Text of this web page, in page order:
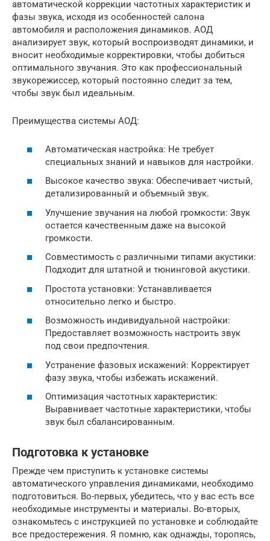
автоматической коррекции частотных характеристик и
фазы звука, исходя из особенностей салона
автомобиля и расположения динамиков. АОД
анализирует звук, который воспроизводят динамики, и
вносит необходимые корректировки, чтобы добиться
оптимального звучания. Это как профессиональный
звукорежиссер, который постоянно следит за тем,
чтобы звук был идеальным.
Преимущества системы АОД:
Автоматическая настройка: Не требует
специальных знаний и навыков для настройки.
Высокое качество звука: Обеспечивает чистый,
детализированный и объемный звук.
Улучшение звучания на любой громкости: Звук
остается качественным даже на высокой
громкости.
Совместимость с различными типами акустики:
Подходит для штатной и тюнинговой акустики.
Простота установки: Устанавливается
относительно легко и быстро.
Возможность индивидуальной настройки:
Предоставляет возможность настроить звук
под свои предпочтения.
Устранение фазовых искажений: Корректирует
фазу звука, чтобы избежать искажений.
Оптимизация частотных характеристик:
Выравнивает частотные характеристики, чтобы
звук был сбалансированным.
Подготовка к установке
Прежде чем приступить к установке системы
автоматического управления динамиками, необходимо
подготовиться. Во-первых, убедитесь, что у вас есть все
необходимые инструменты и материалы. Во-вторых,
ознакомьтесь с инструкцией по установке и соблюдайте
все предостережения. Я помню, как однажды, торопясь,